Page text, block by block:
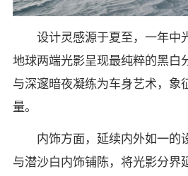
设计灵感源于夏至，一年中
地球两端光影呈现最纯粹的黑白
与深邃暗夜凝练为车身艺术，象
量。
内饰方面，延续内外如一的
与潜沙白内饰铺陈，将光影分界